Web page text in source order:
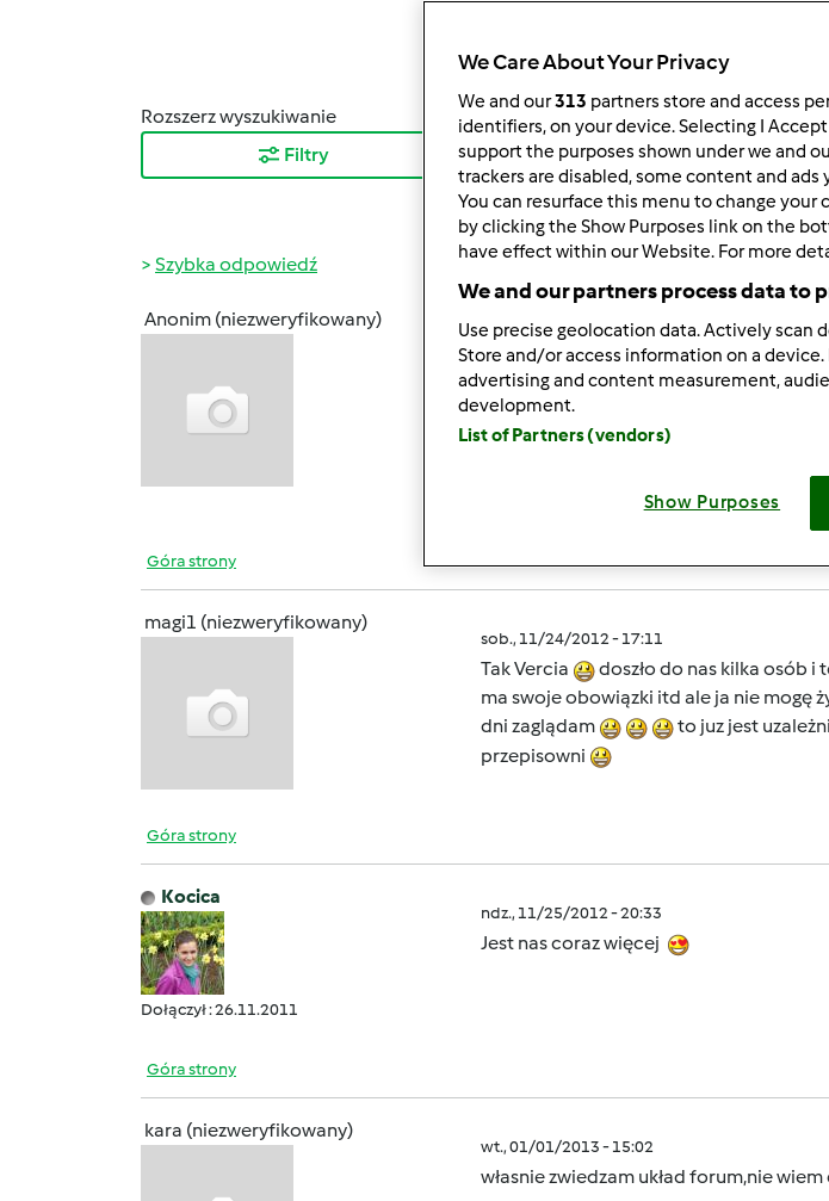
Rozszerz wyszukiwanie
Filtry
Sortuj po:
Najnowsze wyniki
Szybka odpowiedź
Anonim (niezweryfikowany)
sob., 11/24/2012 - 11:16
Fakt, jest nas jeszcze malo
wiecej pomyslòw, wiecej komentarzy,
powstanie z nas super duza "rodzinka"
Teraz, fakt, okres
Góra strony
magi1 (niezweryfikowany)
sob., 11/24/2012 - 17:11
Tak Vercia
doszło do nas kilka osób i
ma swoje obowiązki itd ale ja nie mogę
dni zaglądam
to juz jest
przepisowni
Góra strony
Kocica
Dołączył : 26.11.2011
ndz., 11/25/2012 - 20:33
Jest nas coraz więcej
Góra strony
kara (niezweryfikowany)
wt., 01/01/2013 - 15:02
własnie zwiedzam układ forum,nie
We Care About Your Privacy
We and our313 partners store and access
identifiers, on your device. Selecting I
support the purposes shown under we and
trackers are disabled, some content and
You can resurface this menu to change
by clicking the Show Purposes link on the
have effect within our Website. For more
We and our partners process data to
Use precise geolocation data. Actively
Store and/or access information on a
advertising and content measurement,
development.
List of Partners (vendors)
Show Purposes